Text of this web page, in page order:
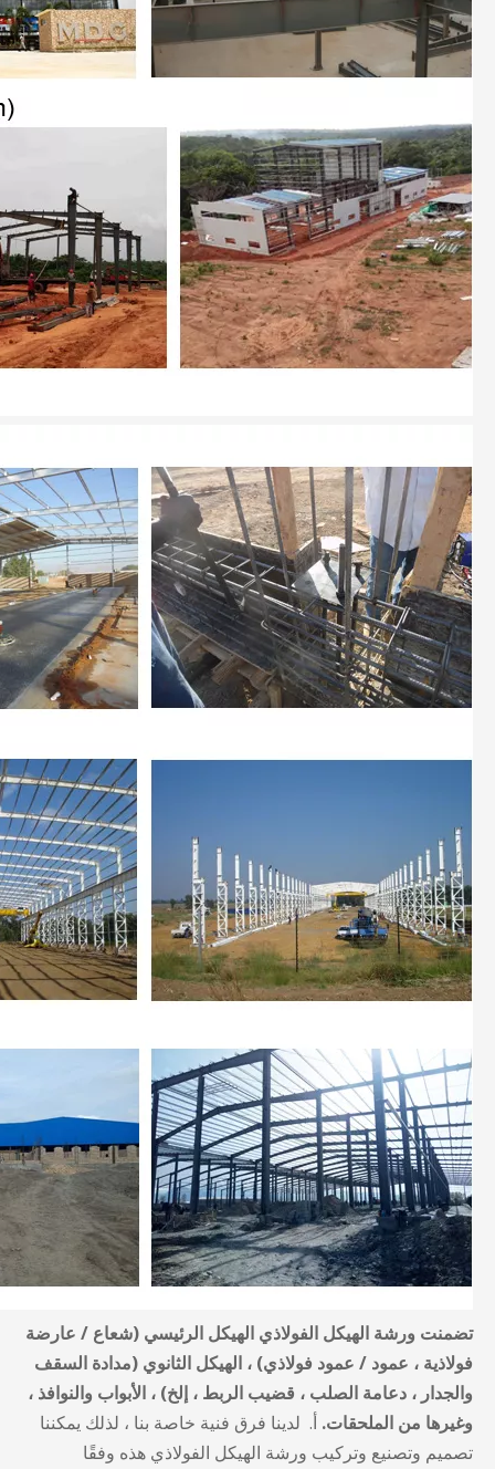
تضمنت ورشة الهيكل الفولاذي الهيكل الرئيسي (شعاع / عارضة
فولاذية ، عمود / عمود فولاذي) ، الهيكل الثانوي (مدادة السقف
والجدار ، دعامة الصلب ، قضيب الربط ، إلخ) ، الأبواب والنوافذ ،
وغيرها من الملحقات. أ. لدينا فرق فنية خاصة بنا ، لذلك يمكننا
تصميم وتصنيع وتركيب ورشة الهيكل الفولاذي هذه وفقًا